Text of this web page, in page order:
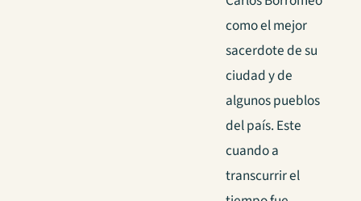
como el mejor
sacerdote de su
ciudad y de
algunos pueblos
del país. Este
cuando a
transcurrir el